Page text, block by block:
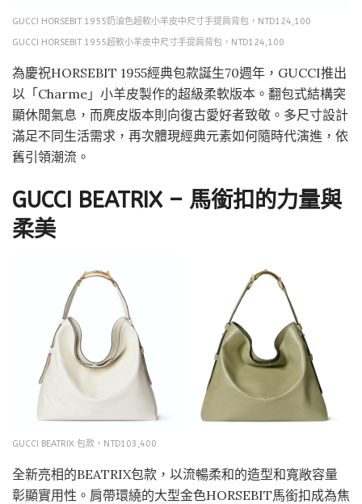
GUCCI HORSEBIT 1955奶油色超軟小羊皮中尺寸手提肩背包，NTD124,100
GUCCI HORSEBIT 1955超軟小羊皮中尺寸手提肩背包，NTD124,100
為慶祝HORSEBIT 1955經典包款誕生70週年，GUCCI推出
以「Charme」小羊皮製作的超級柔軟版本。翻包式結構突
顯休閒氣息，而麂皮版本則向復古愛好者致敬。多尺寸設計
滿足不同生活需求，再次體現經典元素如何隨時代演進，依
舊引領潮流。
GUCCI BEATRIX – 馬銜扣的力量與
柔美
GUCCI BEATRIX 包款，NTD103,400
全新亮相的BEATRIX包款，以流暢柔和的造型和寬敞容量
彰顯實用性。肩帶環繞的大型金色HORSEBIT馬銜扣成為焦